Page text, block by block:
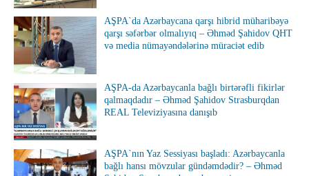
AŞPA`da Azərbaycana qarşı hibrid müharibəyə
qarşı səfərbər olmalıyıq – Əhməd Şahidov QHT
və media nümayəndələrinə müraciət edib
AŞPA-da Azərbaycanla bağlı birtərəfli fikirlər
qalmaqdadır – Əhməd Şahidov Strasburqdan
REAL Televiziyasına danışıb
AŞPA`nın Yaz Sessiyası başladı: Azərbaycanla
bağlı hansı mövzular gündəmdədir? – Əhməd